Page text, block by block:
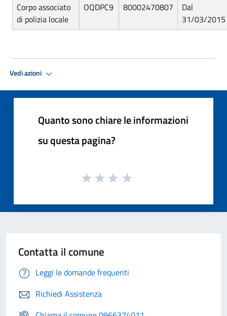
Corpo associato
di polizia locale
OQDPC9 80002470807
Dal
31/03/2015
Vedi azioni
Quanto sono chiare le informazioni
su questa pagina?
Contatta il comune
Leggi le domande frequenti
Richiedi Assistenza